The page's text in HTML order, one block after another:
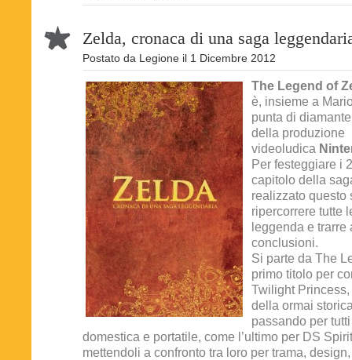
Zelda, cronaca di una saga
Postato da Legione il 1 Dicembre 2012
The Legend of
è, insieme a
punta di diamante
della produzione
videoludica
Per festeggiare i
capitolo della
realizzato questo
ripercorrere tutte
leggenda e trarre
conclusioni.
Si parte da The
primo titolo per
Twilight
della ormai
passando per
domestica e portatile, come l’ultimo per DS
mettendoli a confronto tra loro per trama,